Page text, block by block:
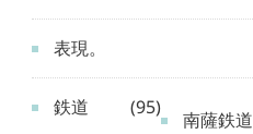
表現。
鉄道 (95)
南薩鉄道